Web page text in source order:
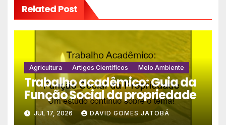
Related Post
Agricultura Artigos Científicos Meio Ambiente
Trabalho acadêmico: Guia da
Função Social da propriedade
JUL 17, 2026 DAVID GOMES JATOBÁ